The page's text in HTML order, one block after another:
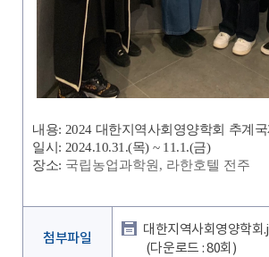
내용: 2024 대한지역사회영양학회 추계
일시: 2024.10.31.(목) ~ 11.1.(금)
장소: 국립농업과학원, 라한호텔 전주
첨부파일
대한지역사회영양학회
(다운로드 : 80회)